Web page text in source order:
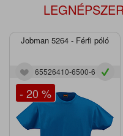
Jobman 5264 - Férfi póló
65526410-6500-6
- 20 %